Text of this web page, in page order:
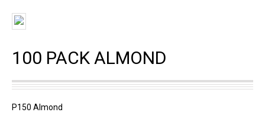
100 PACK ALMOND
P150 Almond